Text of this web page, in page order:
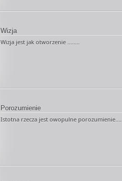
Wizja
Wizja jest jak otworzenie ........
Porozumienie
Istotna rzecza jest owopulne